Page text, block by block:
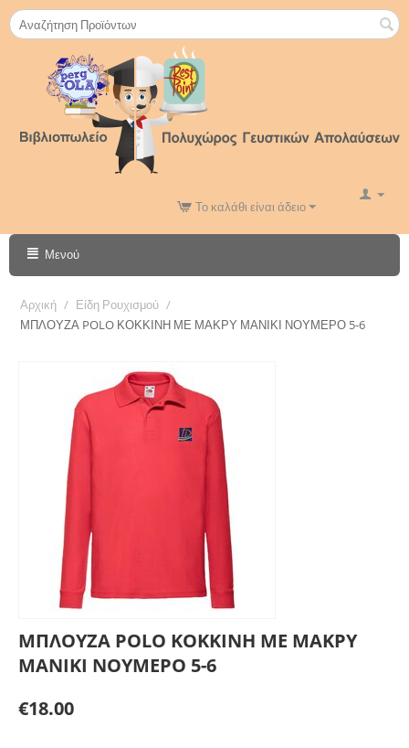
Το καλάθι είναι άδειο
Μενού
Αρχική / Είδη Ρουχισμού /
ΜΠΛΟΥΖΑ POLO ΚΟΚΚΙΝΗ ΜΕ ΜΑΚΡΥ ΜΑΝΙΚΙ ΝΟΥΜΕΡΟ 5-6
ΜΠΛΟΥΖΑ POLO ΚΟΚΚΙΝΗ ΜΕ ΜΑΚΡΥ
ΜΑΝΙΚΙ ΝΟΥΜΕΡΟ 5-6
€18.00